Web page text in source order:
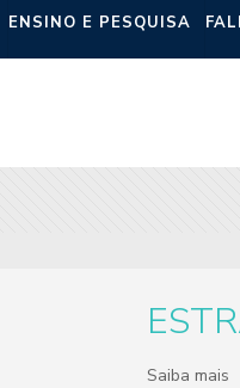
ENSINO E PESQUISA
Saiba mais